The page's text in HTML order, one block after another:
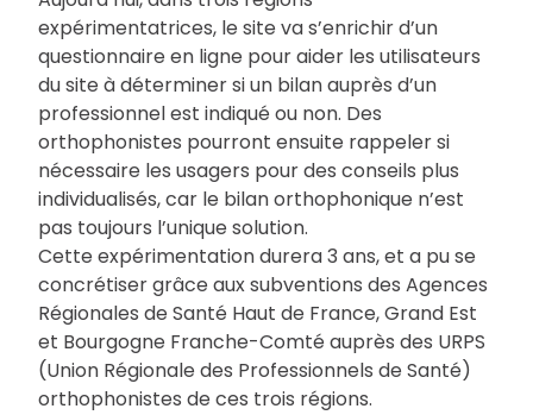
expérimentatrices, le site va s’enrichir d’un
questionnaire en ligne pour aider les utilisateurs
du site à déterminer si un bilan auprès d’un
professionnel est indiqué ou non. Des
orthophonistes pourront ensuite rappeler si
nécessaire les usagers pour des conseils plus
individualisés, car le bilan orthophonique n’est
pas toujours l’unique solution.
Cette expérimentation durera 3 ans, et a pu se
concrétiser grâce aux subventions des Agences
Régionales de Santé Haut de France, Grand Est
et Bourgogne Franche-Comté auprès des URPS
(Union Régionale des Professionnels de Santé)
orthophonistes de ces trois régions.